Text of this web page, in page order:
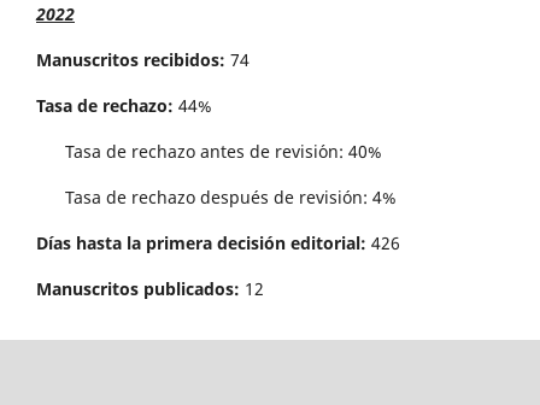
2022
Manuscritos recibidos: 74
Tasa de rechazo: 44%
Tasa de rechazo antes de revisi´on: 40%
Tasa de rechazo después de revisión: 4%
Días hasta la primera decisión editorial: 426
Manuscritos publicados: 12